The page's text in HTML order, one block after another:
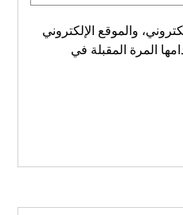
والموقع الإلكتروني
المرة المقبلة في